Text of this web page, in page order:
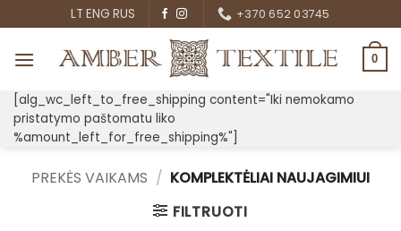
to
content
LT ENG RUS +370 652 03745
0
[alg_wc_left_to_free_shipping content="Iki nemokamo
pristatymo paštomatu liko
%amount_left_for_free_shipping%"]
PREKĖS VAIKAMS / KOMPLEKTĖLIAI NAUJAGIMIUI
FILTRUOTI